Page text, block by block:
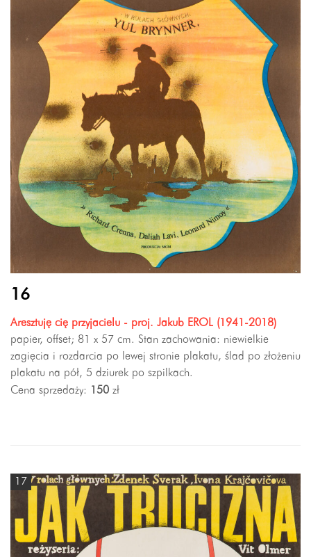
16
Aresztuję cię przyjacielu - proj. Jakub EROL (1941-2018)
papier, offset; 81 x 57 cm. Stan zachowania: niewielkie
zagięcia i rozdarcia po lewej stronie plakatu, ślad po złożeniu
plakatu na pół, 5 dziurek po szpilkach.
Cena sprzedaży:
150 zł
17